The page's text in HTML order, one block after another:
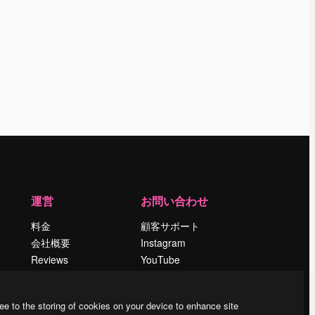
運営
料金
会社概要
Reviews
ブログ
お問い合わせ
顧客サポート
Instagram
YouTube
Discord
to the storing of cookies on your device to enhance site